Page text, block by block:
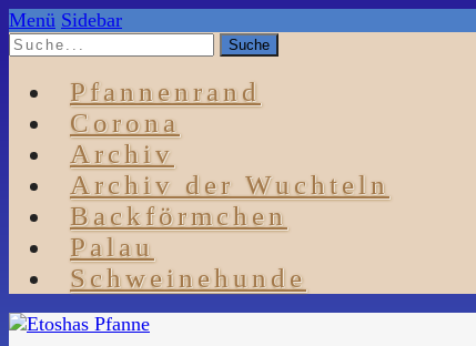
Menü Sidebar
Pfannenrand
Corona
Archiv
Archiv der Wuchteln
Backförmchen
Palau
Schweinehunde